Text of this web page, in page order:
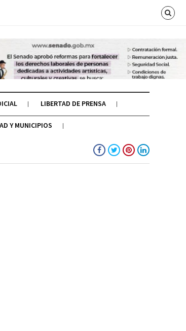
LIBERTAD DE PRENSA
Y MUNICIPIOS